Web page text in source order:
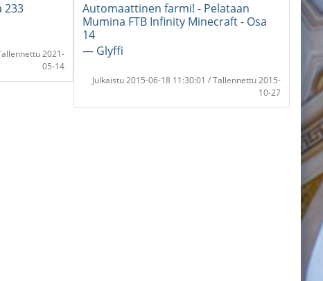
233
2021-
05-14
Automaattinen farmi! - Pelataan
Mumina FTB Infinity Minecraft - Osa
14
― Glyffi
Julkaistu 2015-06-18 11:30:01 / Tallennettu 2015-
10-27